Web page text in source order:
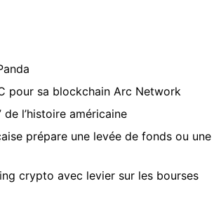
pour sa blockchain Arc Network
l’histoire américaine
prépare une levée de fonds ou une
crypto avec levier sur les bourses